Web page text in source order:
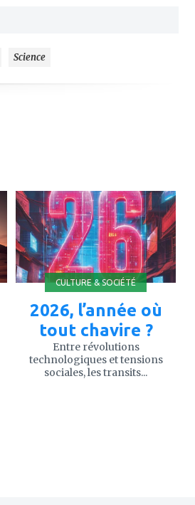
Science
à
mes
favoris
CULTURE & SOCIÉTÉ
2026, l’année où
tout chavire ?
Entre révolutions
technologiques et tensions
sociales, les transits...